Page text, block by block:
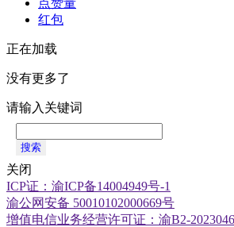
点赞量
红包
正在加载
没有更多了
请输入关键词
搜索
关闭
ICP证：渝ICP备14004949号-1
渝公网安备 50010102000669号
增值电信业务经营许可证：渝B2-